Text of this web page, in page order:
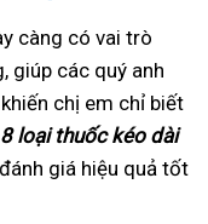
càng có vai trò
giúp các quý anh
chị em chỉ biết
loại thuốc kéo dài
giá hiệu quả tốt